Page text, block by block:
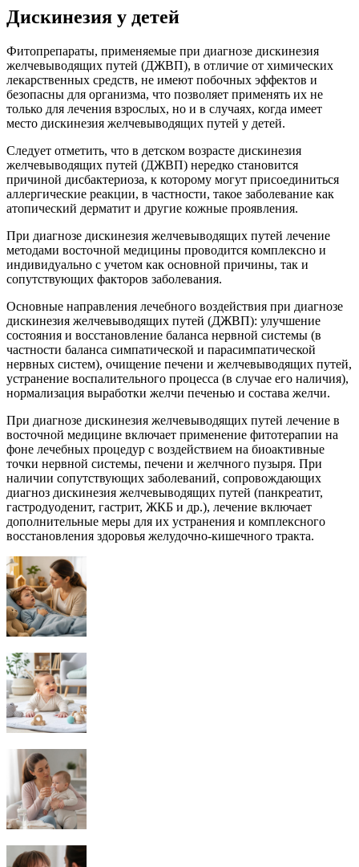
Дискинезия у детей
Фитопрепараты, применяемые при диагнозе дискинезия
желчевыводящих путей (ДЖВП), в отличие от химических
лекарственных средств, не имеют побочных эффектов и
безопасны для организма, что позволяет применять их не
только для лечения взрослых, но и в случаях, когда имеет
место дискинезия желчевыводящих путей у детей.
Следует отметить, что в детском возрасте дискинезия
желчевыводящих путей (ДЖВП) нередко становится
причиной дисбактериоза, к которому могут присоединиться
аллергические реакции, в частности, такое заболевание как
атопический дерматит и другие кожные проявления.
При диагнозе дискинезия желчевыводящих путей лечение
методами восточной медицины проводится комплексно и
индивидуально с учетом как основной причины, так и
сопутствующих факторов заболевания.
Основные направления лечебного воздействия при диагнозе
дискинезия желчевыводящих путей (ДЖВП): улучшение
состояния и восстановление баланса нервной системы (в
частности баланса симпатической и парасимпатической
нервных систем), очищение печени и желчевыводящих путей,
устранение воспалительного процесса (в случае его наличия),
нормализация выработки желчи печенью и состава желчи.
При диагнозе дискинезия желчевыводящих путей лечение в
восточной медицине включает применение фитотерапии на
фоне лечебных процедур с воздействием на биоактивные
точки нервной системы, печени и желчного пузыря. При
наличии сопутствующих заболеваний, сопровождающих
диагноз дискинезия желчевыводящих путей (панкреатит,
гастродуоденит, гастрит, ЖКБ и др.), лечение включает
дополнительные меры для их устранения и комплексного
восстановления здоровья желудочно-кишечного тракта.